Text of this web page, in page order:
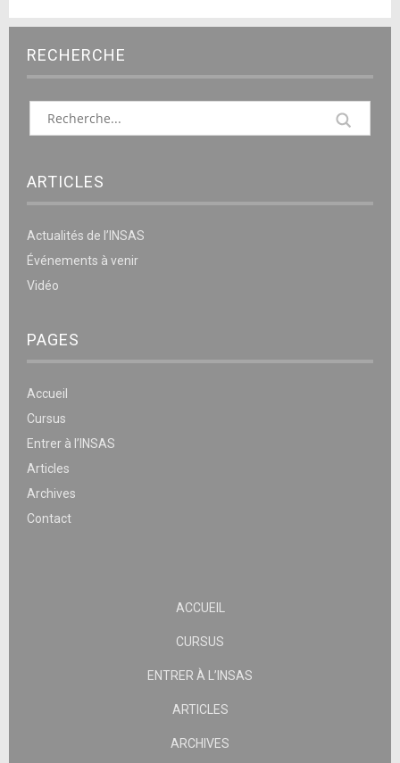
RECHERCHE
ARTICLES
Actualités de l’INSAS
Événements à venir
Vidéo
PAGES
Accueil
Cursus
Entrer à l’INSAS
Articles
Archives
Contact
ACCUEIL
CURSUS
ENTRER À L’INSAS
ARTICLES
ARCHIVES